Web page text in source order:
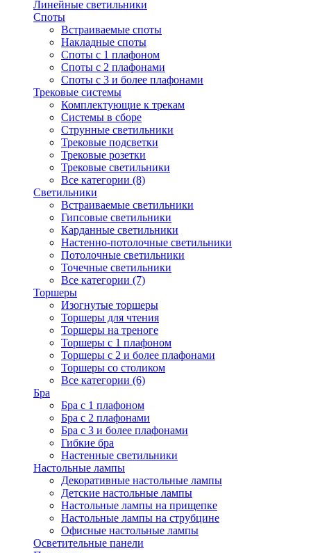
Линейные светильники
Споты
Встраиваемые споты
Накладные споты
Споты с 1 плафоном
Споты с 2 плафонами
Споты с 3 и более плафонами
Трековые системы
Комплектующие к трекам
Системы в сборе
Струнные светильники
Трековые подсветки
Трековые розетки
Трековые светильники
Все категории (8)
Светильники
Встраиваемые светильники
Гипсовые светильники
Карданные светильники
Настенно-потолочные светильники
Потолочные светильники
Точечные светильники
Все категории (7)
Торшеры
Изогнутые торшеры
Торшеры для чтения
Торшеры на треноге
Торшеры с 1 плафоном
Торшеры с 2 и более плафонами
Торшеры со столиком
Все категории (6)
Бра
Бра с 1 плафоном
Бра с 2 плафонами
Бра с 3 и более плафонами
Гибкие бра
Настенные светильники
Настольные лампы
Декоративные настольные лампы
Детские настольные лампы
Настольные лампы на прищепке
Настольные лампы на струбцине
Офисные настольные лампы
Осветительные панели